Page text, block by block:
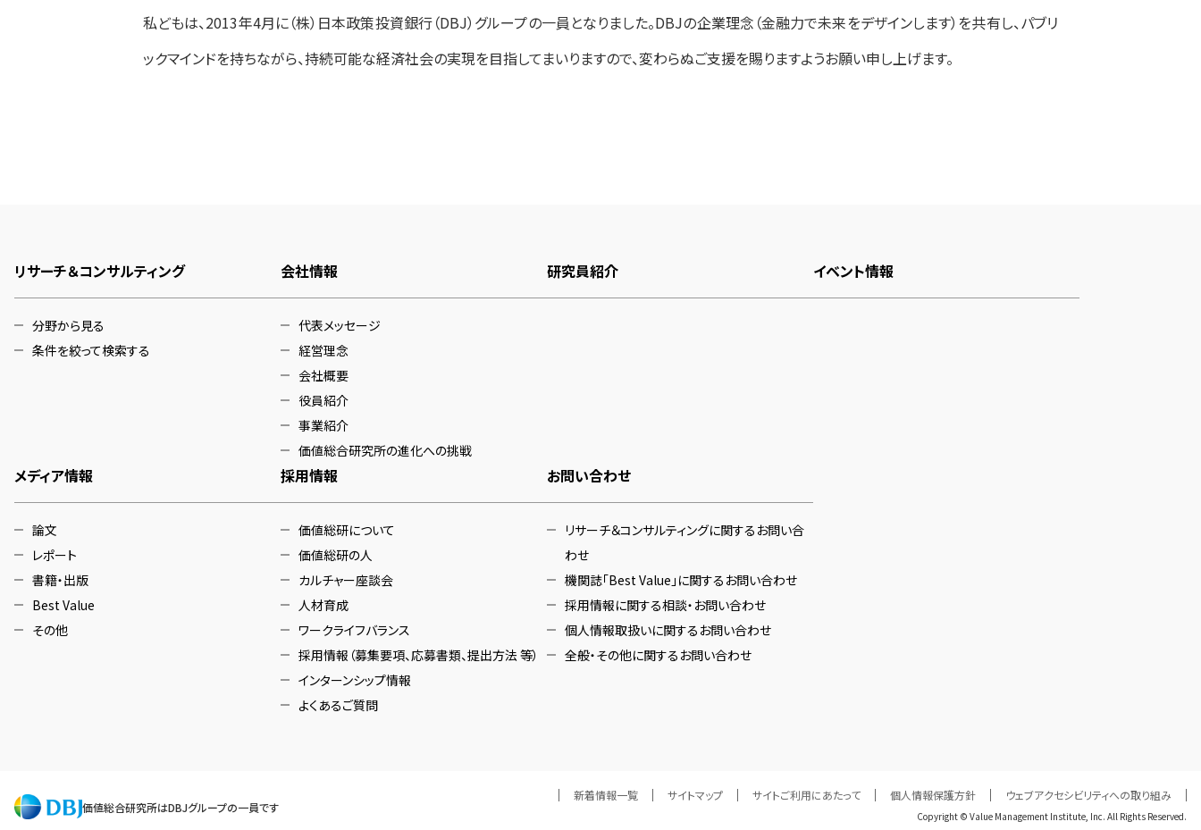
私どもは、2013年4月に（株）日本政策投資銀行（DBJ）グループの一員となりました。DBJの企業理念（金融力で未来をデザインします）を共有し、パブリ
ックマインドを持ちながら、持続可能な経済社会の実現を目指してまいりますので、変わらぬご支援を賜りますようお願い申し上げます。
リサーチ＆コンサルティング
分野から見る
条件を絞って検索する
会社情報
代表メッセージ
経営理念
会社概要
役員紹介
事業紹介
価値総合研究所の進化への挑戦
研究員紹介 イベント情報
メディア情報
論文
レポート
書籍・出版
Best Value
その他
採用情報
価値総研について
価値総研の人
カルチャー座談会
人材育成
ワークライフバランス
採用情報（募集要項、応募書類、提出方法 等）
インターンシップ情報
よくあるご質問
お問い合わせ
リサーチ＆コンサルティングに関するお問い合
わせ
機関誌「Best Value」に関するお問い合わせ
採用情報に関する相談・お問い合わせ
個人情報取扱いに関するお問い合わせ
全般・その他に関するお問い合わせ
価値総合研究所はDBJグループの一員です
新着情報一覧 サイトマップ サイトご利用にあたって 個人情報保護方針 ウェブアクセシビリティへの取り組み
Copyright © Value Management Institute, Inc. All Rights Reserved.